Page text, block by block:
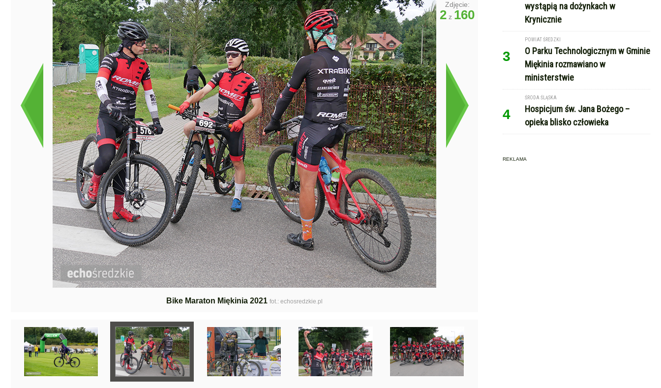
Bike Maraton Miękinia 2021 fot.: echosredzkie.pl
Zdjęcie:
2 z 160
wystąpią na dożynkach w
Krynicznie
3
POWIAT ŚREDZKI
O Parku Technologicznym w Gminie
Miękinia rozmawiano w
ministerstwie
4
ŚRODA ŚLĄSKA
Hospicjum św. Jana Bożego –
opieka blisko człowieka
REKLAMA